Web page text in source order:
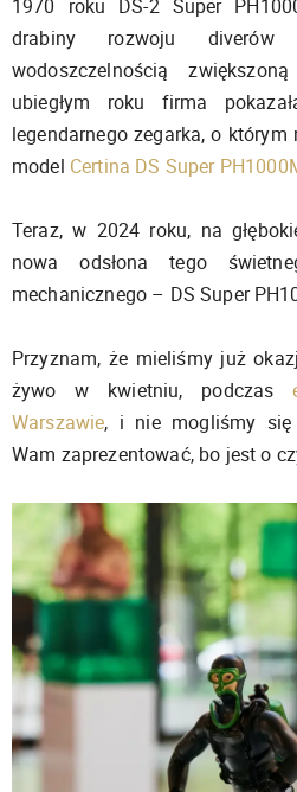
1970 roku DS-2 Super
drabiny rozwoju
wodoszczelnością
ubiegłym roku firma
legendarnego zegarka, o
model Certina DS Super
Teraz, w 2024 roku, na
nowa odsłona tego
mechanicznego – DS Super
Przyznam, że mieliśmy już
żywo w kwietniu, podczas
Warszawie, i nie mogliśmy się
Wam zaprezentować, bo jest o